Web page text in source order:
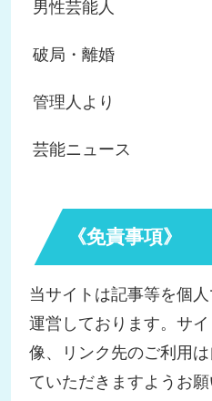
男性芸能人
破局・離婚
管理人より
芸能ニュース
《免責事項》
当サイトは記事等を個
運営しております。サ
像、リンク先のご利用
ていただきますようお願